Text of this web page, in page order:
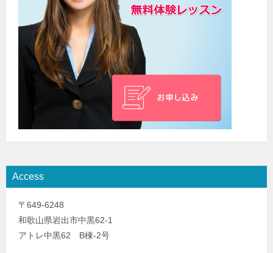
Access
〒649-6248
和歌山県岩出市中黒62-1
アトレ中黒62 B棟-2号